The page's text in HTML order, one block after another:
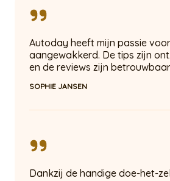
Autoday heeft mijn passie
aangewakkerd. De tips zijn
en de reviews zijn
SOPHIE JANSEN
Dankzij de handige doe-het-